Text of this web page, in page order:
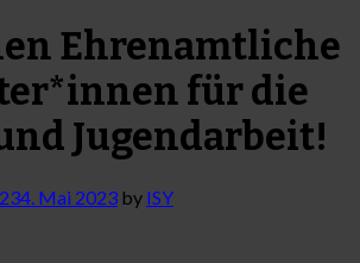
Ehrenamtliche
für die
Jugendarbeit!
4. Mai 2023 by ISY